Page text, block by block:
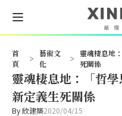
首
頁
>
藝術文
化
>
靈魂棲息地
死關係
靈魂棲息地：「哲
新定義生死關係
By欣建築2020/04/15